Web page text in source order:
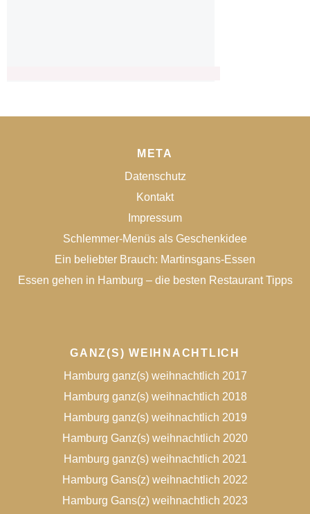
META
Datenschutz
Kontakt
Impressum
Schlemmer-Menüs als Geschenkidee
Ein beliebter Brauch: Martinsgans-Essen
Essen gehen in Hamburg – die besten Restaurant Tipps
GANZ(S) WEIHNACHTLICH
Hamburg ganz(s) weihnachtlich 2017
Hamburg ganz(s) weihnachtlich 2018
Hamburg ganz(s) weihnachtlich 2019
Hamburg Ganz(s) weihnachtlich 2020
Hamburg ganz(s) weihnachtlich 2021
Hamburg Gans(z) weihnachtlich 2022
Hamburg Gans(z) weihnachtlich 2023